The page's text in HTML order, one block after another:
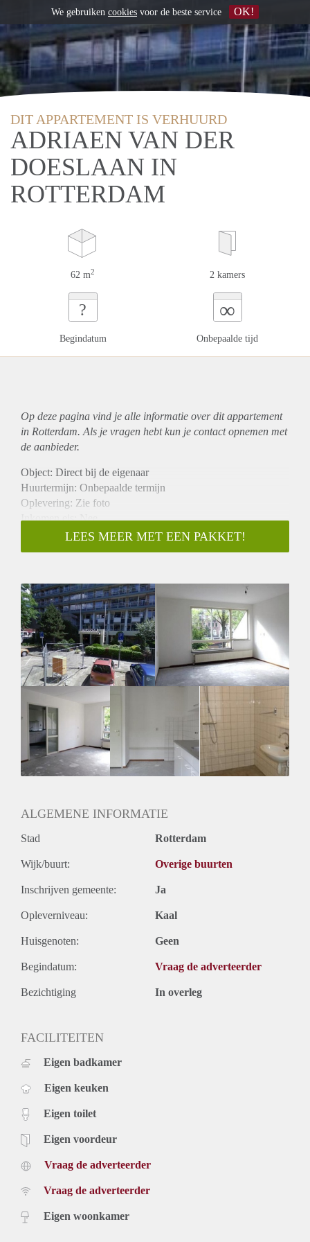
DIT APPARTEMENT IS VERHUURD
ADRIAEN VAN DER
DOESLAAN IN
ROTTERDAM
62 m2 2 kamers
?
Begindatum
∞
Onbepaalde tijd
Op deze pagina vind je alle informatie over ditappartement
in Rotterdam. Als je vragen hebt kun je contact opnemen met
de aanbieder.
Object: Direct bij de eigenaar
Huurtermijn: Onbepaalde termijn
Oplevering: Zie foto
Inkomen eis: Nee
Garantiestelling mogelijk: Nee
Borg: 1 Maand
Huisdieren toegestaan: Afhankelijk van de Eigenaar
Huurtoeslag grens: Ja
Geschikt voor studenten: Afhankelijk van de Eigenaar
LEES MEER MET EEN PAKKET!
ALGEMENE INFORMATIE
Stad Rotterdam
Wijk/buurt: Overige buurten
Inschrijven gemeente: Ja
Opleverniveau: Kaal
Huisgenoten: Geen
Begindatum: Vraag de adverteerder
Bezichtiging In overleg
FACILITEITEN
Eigen badkamer
Eigen keuken
Eigen toilet
Eigen voordeur
Vraag de adverteerder
Vraag de adverteerder
Eigen woonkamer
We gebruiken cookies voor de beste service OK!